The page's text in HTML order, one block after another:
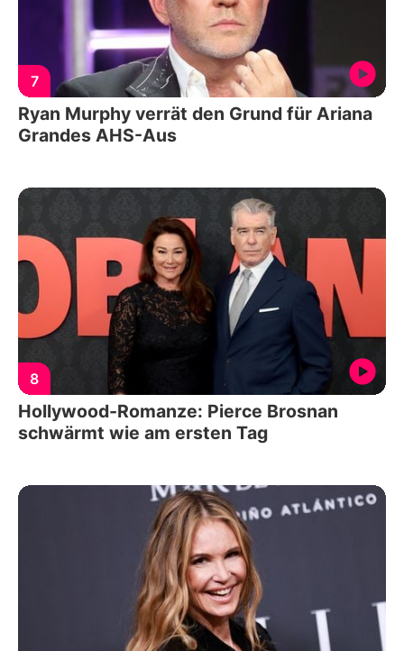
7
Ryan Murphy verrät den Grund für Ariana
Grandes AHS-Aus
8
Hollywood-Romanze: Pierce Brosnan
schwärmt wie am ersten Tag